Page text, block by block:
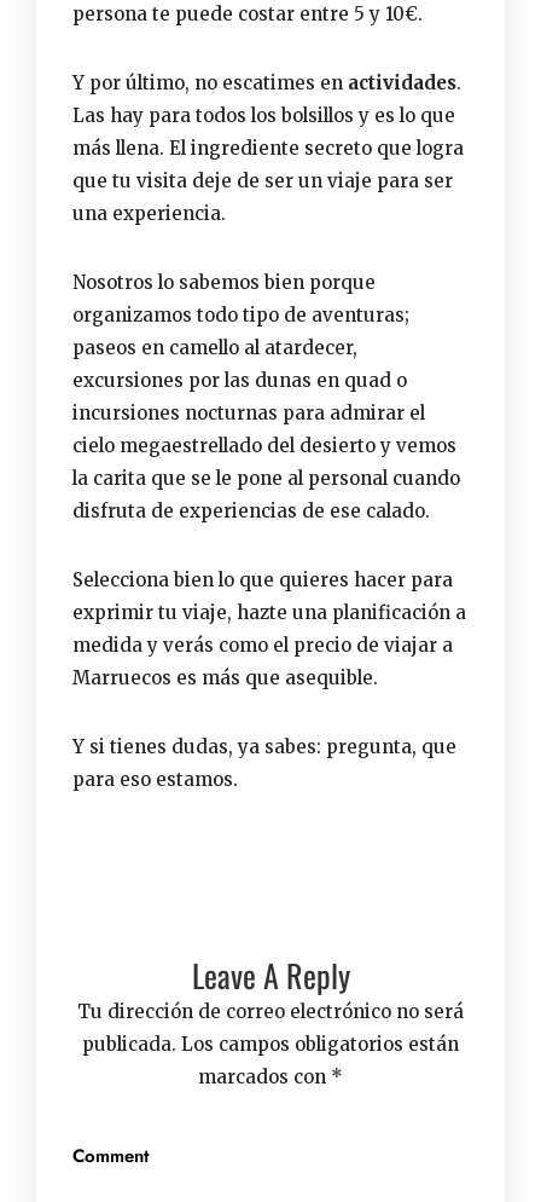
persona te puede costar entre 5 y 10€.
Y por último, no escatimes en actividades.
Las hay para todos los bolsillos y es lo que
más llena. El ingrediente secreto que logra
que tu visita deje de ser un viaje para ser
una experiencia.
Nosotros lo sabemos bien porque
organizamos todo tipo de aventuras;
paseos en camello al atardecer,
excursiones por las dunas en quad o
incursiones nocturnas para admirar el
cielo megaestrellado del desierto y vemos
la carita que se le pone al personal cuando
disfruta de experiencias de ese calado.
Selecciona bien lo que quieres hacer para
exprimir tu viaje, hazte una planificación a
medida y verás como el precio de viajar a
Marruecos es más que asequible.
Y si tienes dudas, ya sabes: pregunta, que
para eso estamos.
Leave A Reply
Tu dirección de correo electrónico no será
publicada. Los campos obligatorios están
marcados con *
Comment